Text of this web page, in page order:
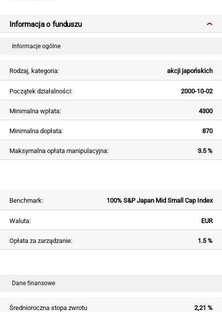
Informacja o funduszu
Informacje ogólne
Rodzaj, kategoria: akcji japońskich
Początek działalności: 2000-10-02
Minimalna wpłata: 4300
Minimalna dopłata: 870
Maksymalna opłata manipulacyjna: 3.5 %
Benchmark: 100% S&P Japan Mid Small Cap Index
Waluta: EUR
Opłata za zarządzanie: 1.5 %
Dane finansowe
Średnioroczna stopa zwrotu 2,21 %